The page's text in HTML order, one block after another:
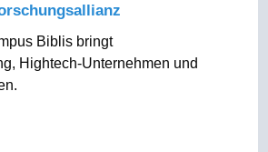
Biblis bringt
Hightech-Unternehmen und